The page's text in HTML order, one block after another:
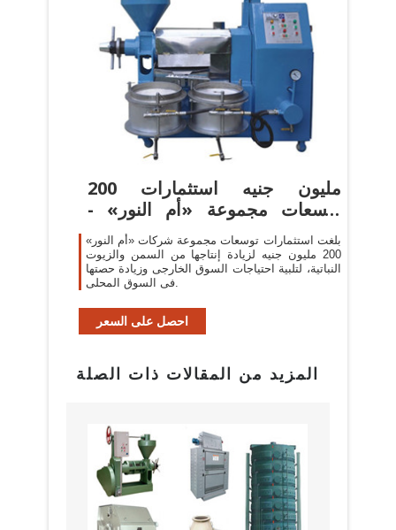
200 مليون جنيه استثمارات
توسعات مجموعة «أم النور» -
بلغت استثمارات توسعات مجموعة شركات «أم النور»
200 مليون جنيه لزيادة إنتاجها من السمن والزيوت
النباتية، لتلبية احتياجات السوق الخارجى وزيادة حصتها
فى السوق المحلى.
احصل على السعر
المزيد من المقالات ذات الصلة